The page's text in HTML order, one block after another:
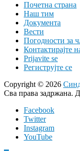
Почетна страна
Наш тим
Документа
Вести
Погодности за
Контактирајте
Prijavite se
Региструјте се
Copyright © 2026
Сва права задржана.
Facebook
Twitter
Instagram
YouTube